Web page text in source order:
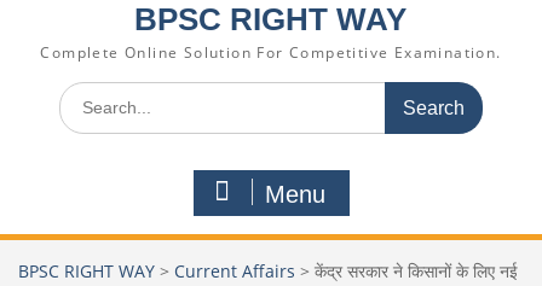
BPSC RIGHT WAY
Complete Online Solution For Competitive Examination.
Menu
BPSC RIGHT WAY > Current Affairs > केंद्र सरकार ने किसानों के लिए नई